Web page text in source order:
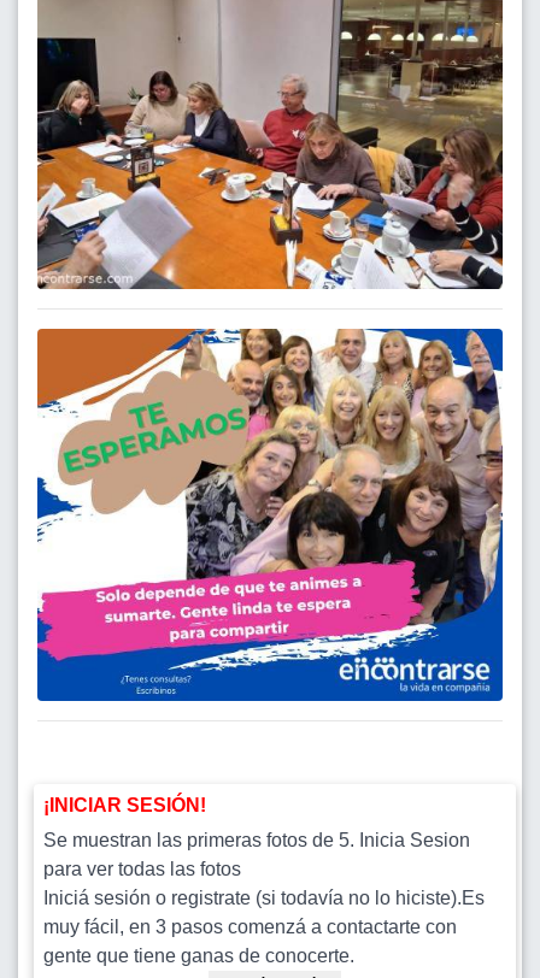
¡INICIAR SESIÓN!
Se muestran las primeras fotos de 5. Inicia Sesion
para ver todas las fotos
Iniciá sesión o registrate (si todavía no lo hiciste).Es
muy fácil, en 3 pasos comenzá a contactarte con
gente que tiene ganas de conocerte.